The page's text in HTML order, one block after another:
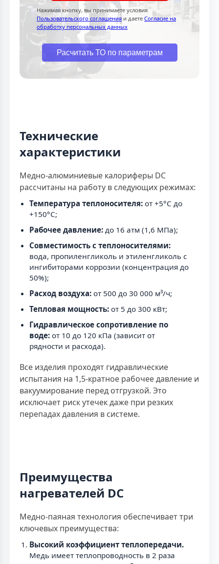
Нажимая кнопку, вы принимаете условия
Пользовательского соглашения и даете Согласие на
обработку персональных данных
Расчитать ТО по параметрам
Технические
характеристики
Медно-алюминиевые калориферы DC
рассчитаны на работу в следующих режимах:
Температура теплоносителя: от +5°C до
+150°C;
Рабочее давление: до 16 атм (1,6 МПа);
Совместимость с теплоносителями:
вода, пропиленгликоль и этиленгликоль с
ингибиторами коррозии (концентрация до
50%);
Расход воздуха: от 500 до 30 000 м³/ч;
Тепловая мощность: от 5 до 300 кВт;
Гидравлическое сопротивление по
воде: от 10 до 120 кПа (зависит от
рядности и расхода).
Все изделия проходят гидравлические
испытания на 1,5-кратное рабочее давление и
вакуумирование перед отгрузкой. Это
исключает риск утечек даже при резких
перепадах давления в системе.
Преимущества
нагревателей DC
Медно-паяная технология обеспечивает три
ключевых преимущества:
Высокий коэффициент теплопередачи.
Медь имеет теплопроводность в 2 раза